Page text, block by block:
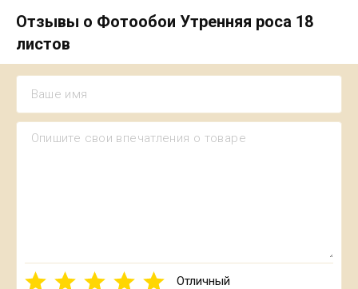
Отзывы о Фотообои Утренняя роса 18
листов
Отличный